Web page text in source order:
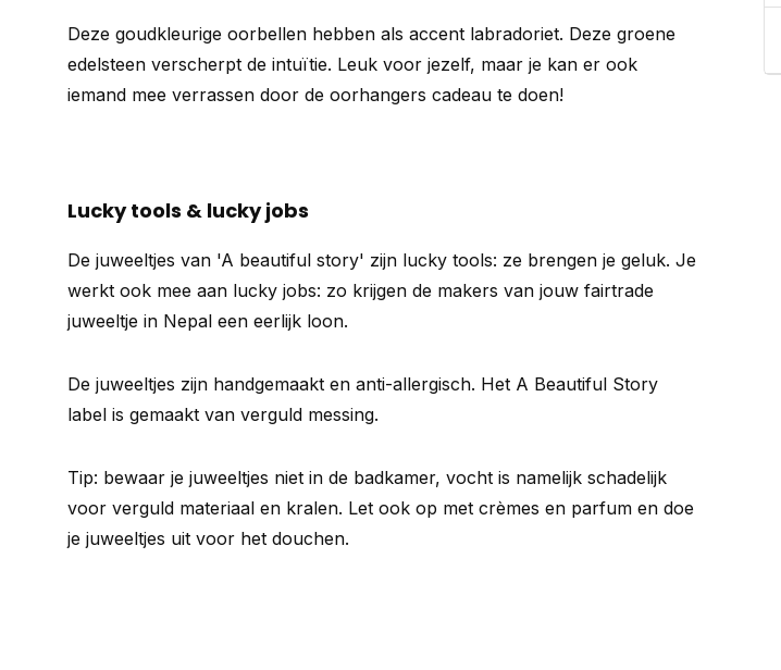
Deze goudkleurige oorbellen hebben als accent labradoriet. Deze groene
edelsteen verscherpt de intuïtie. Leuk voor jezelf, maar je kan er ook
iemand mee verrassen door de oorhangers cadeau te doen!
Lucky tools & lucky jobs
De juweeltjes van 'A beautiful story' zijn lucky tools: ze brengen je geluk. Je
werkt ook mee aan lucky jobs: zo krijgen de makers van jouw fairtrade
juweeltje in Nepal een eerlijk loon.
De juweeltjes zijn handgemaakt en anti-allergisch. Het A Beautiful Story
label is gemaakt van verguld messing.
Tip: bewaar je juweeltjes niet in de badkamer, vocht is namelijk schadelijk
voor verguld materiaal en kralen. Let ook op met crèmes en parfum en doe
je juweeltjes uit voor het douchen.